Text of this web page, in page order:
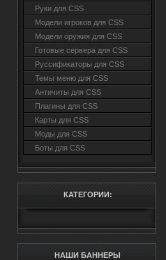
Руки для CSS
Модели игроков для CSS
Модели оружия для CSS
Готовые сервера для CSS
Руссификаторы для CSS
Темы меню для CSS
Античиты для CSS
Плагины для CSS
Карты для CSS
Моды для CSS
Боты для CSS
КАТЕГОРИИ:
НАШИ БАННЕРЫ